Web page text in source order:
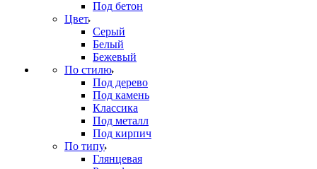
Под бетон
Цвет
Серый
Белый
Бежевый
По стилю
Под дерево
Под камень
Классика
Под металл
Под кирпич
По типу
Глянцевая